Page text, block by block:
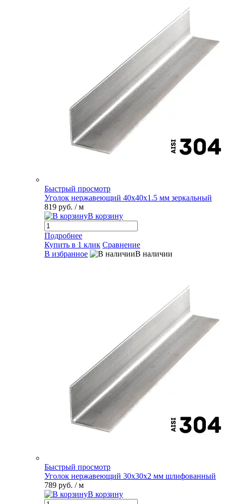
Быстрый просмотр
Уголок нержавеющий 40х40х1.5 мм зеркальный
819 руб. / м
В корзину
Подробнее
Купить в 1 клик Сравнение
В избранное
В наличии
Быстрый просмотр
Уголок нержавеющий 30х30х2 мм шлифованный
789 руб. / м
В корзину